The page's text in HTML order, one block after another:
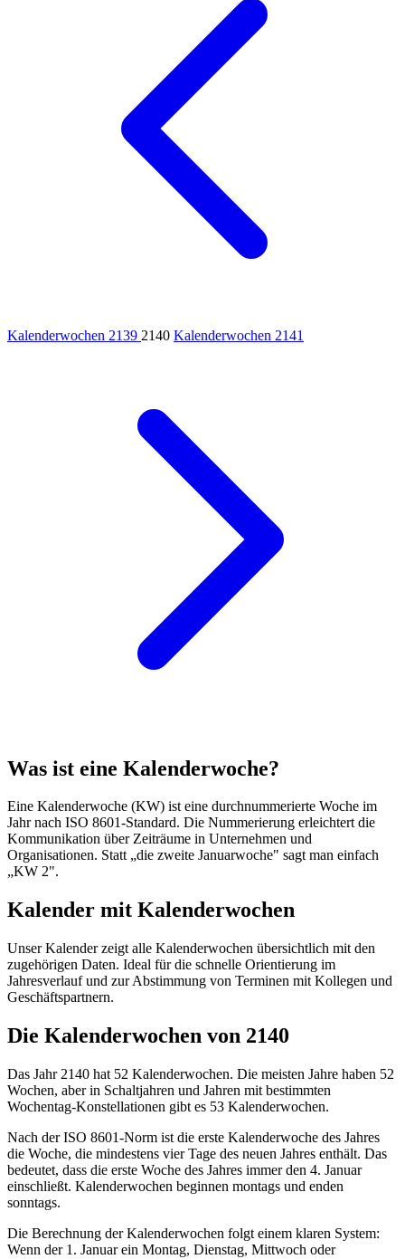
Kalenderwochen 2139 2140 Kalenderwochen 2141
Was ist eine Kalenderwoche?
Eine Kalenderwoche (KW) ist eine durchnummerierte Woche im
Jahr nach ISO 8601-Standard. Die Nummerierung erleichtert die
Kommunikation über Zeiträume in Unternehmen und
Organisationen. Statt „die zweite Januarwoche" sagt man einfach
„KW 2".
Kalender mit Kalenderwochen
Unser Kalender zeigt alle Kalenderwochen übersichtlich mit den
zugehörigen Daten. Ideal für die schnelle Orientierung im
Jahresverlauf und zur Abstimmung von Terminen mit Kollegen und
Geschäftspartnern.
Die Kalenderwochen von 2140
Das Jahr 2140 hat 52 Kalenderwochen. Die meisten Jahre haben 52
Wochen, aber in Schaltjahren und Jahren mit bestimmten
Wochentag-Konstellationen gibt es 53 Kalenderwochen.
Nach der ISO 8601-Norm ist die erste Kalenderwoche des Jahres
die Woche, die mindestens vier Tage des neuen Jahres enthält. Das
bedeutet, dass die erste Woche des Jahres immer den 4. Januar
einschließt. Kalenderwochen beginnen montags und enden
sonntags.
Die Berechnung der Kalenderwochen folgt einem klaren System:
Wenn der 1. Januar ein Montag, Dienstag, Mittwoch oder